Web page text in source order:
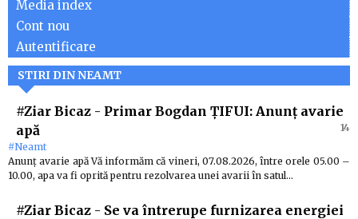
Media index
Cont nou
Autentificare
STIRI DIN NEAMT
#Ziar Bicaz - Primar Bogdan ȚIFUI: Anunț avarie
apă
14
#Neamt
Anunț avarie apă Vă informăm că vineri, 07.08.2026, între orele 05.00 –
10.00, apa va fi oprită pentru rezolvarea unei avarii în satul…
#Ziar Bicaz - Se va întrerupe furnizarea energiei